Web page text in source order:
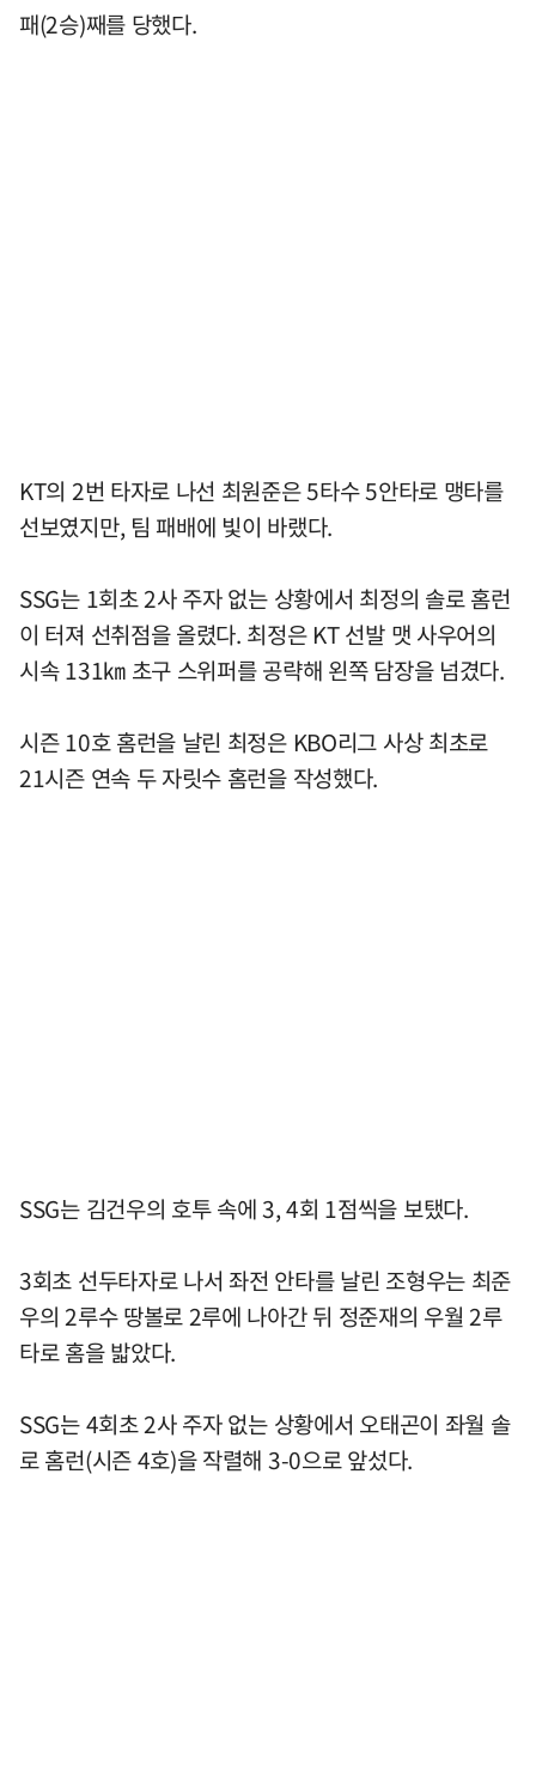
패(2승)째를 당했다.
KT의 2번 타자로 나선 최원준은 5타수 5안타로 맹타를
선보였지만, 팀 패배에 빛이 바랬다.
SSG는 1회초 2사 주자 없는 상황에서 최정의 솔로 홈런
이 터져 선취점을 올렸다. 최정은 KT 선발 맷 사우어의
시속 131㎞ 초구 스위퍼를 공략해 왼쪽 담장을 넘겼다.
시즌 10호 홈런을 날린 최정은 KBO리그 사상 최초로
21시즌 연속 두 자릿수 홈런을 작성했다.
SSG는 김건우의 호투 속에 3, 4회 1점씩을 보탰다.
3회초 선두타자로 나서 좌전 안타를 날린 조형우는 최준
우의 2루수 땅볼로 2루에 나아간 뒤 정준재의 우월 2루
타로 홈을 밟았다.
SSG는 4회초 2사 주자 없는 상황에서 오태곤이 좌월 솔
로 홈런(시즌 4호)을 작렬해 3-0으로 앞섰다.